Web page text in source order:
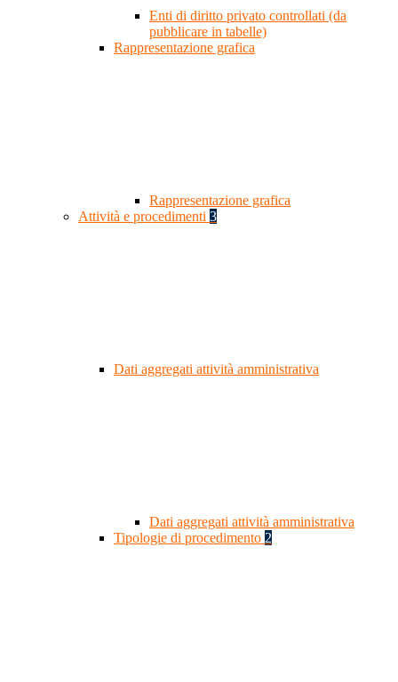
Enti di diritto privato controllati (da
pubblicare in tabelle)
Rappresentazione grafica
Rappresentazione grafica
Attività e procedimenti 3
Dati aggregati attività amministrativa
Dati aggregati attività amministrativa
Tipologie di procedimento 2